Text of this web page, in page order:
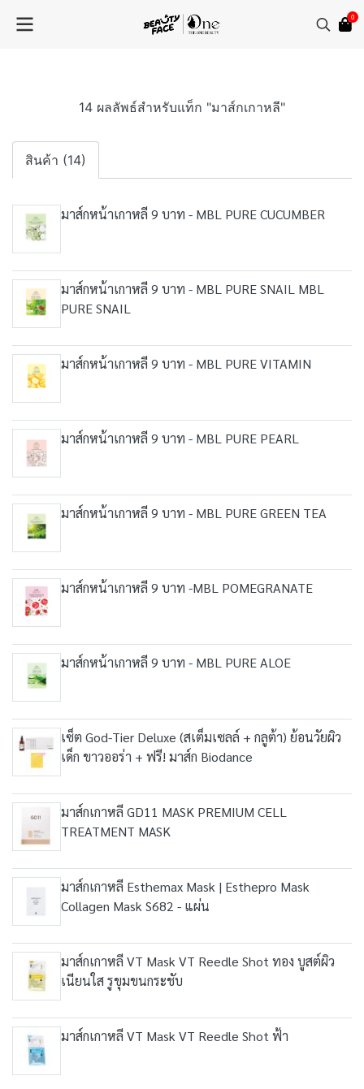
0
14 ผลลัพธ์สำหรับแท็ก "มาส์กเกาหลี"
สินค้า (14)
มาส์กหน้าเกาหลี 9 บาท - MBL PURE CUCUMBER
มาส์กหน้าเกาหลี 9 บาท - MBL PURE SNAIL MBL
PURE SNAIL
มาส์กหน้าเกาหลี 9 บาท - MBL PURE VITAMIN
มาส์กหน้าเกาหลี 9 บาท - MBL PURE PEARL
มาส์กหน้าเกาหลี 9 บาท - MBL PURE GREEN TEA
มาส์กหน้าเกาหลี 9 บาท -MBL POMEGRANATE
มาส์กหน้าเกาหลี 9 บาท - MBL PURE ALOE
เซ็ต God-Tier Deluxe (สเต็มเซลล์ + กลูต้า) ย้อนวัยผิว
เด็ก ขาวออร่า + ฟรี! มาส์ก Biodance
มาส์กเกาหลี GD11 MASK PREMIUM CELL
TREATMENT MASK
มาส์กเกาหลี Esthemax Mask | Esthepro Mask
Collagen Mask S682 - แผ่น
มาส์กเกาหลี VT Mask VT Reedle Shot ทอง บูสต์ผิว
เนียนใส รูขุมขนกระชับ
มาส์กเกาหลี VT Mask VT Reedle Shot ฟ้า